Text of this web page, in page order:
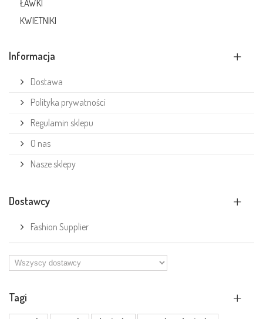
ŁAWKI
KWIETNIKI
Informacja
Dostawa
Polityka prywatności
Regulamin sklepu
O nas
Nasze sklepy
Dostawcy
Fashion Supplier
Tagi